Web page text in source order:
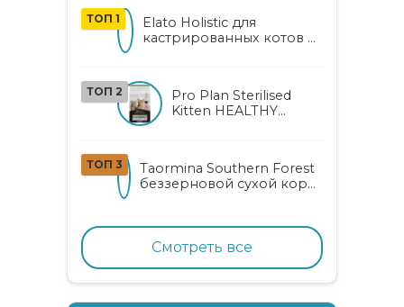
ТОП 1
Elato Holistic для
кастрированных котов и
ТОП 2
Pro Plan Sterilised
Kitten HEALTHY
котят от 3 до 12
месяцев с лососем
ТОП 3
Taormina Southern Forest
беззерновой сухой корм
ягодами и овощами
Смотреть все